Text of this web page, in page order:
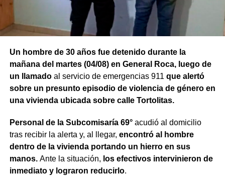
Un hombre de 30 años fue detenido durante la
mañana del martes (04/08) en General Roca, luego de
un llamadoal servicio de emergencias 911 que alertó
sobre un presunto episodio de violencia de género en
una vivienda ubicada sobre calle Tortolitas.
Personal de la Subcomisaría 69°acudió al domicilio
tras recibir la alerta y, al llegar, encontró al hombre
dentro de la vivienda portando un hierro en sus
manos. Ante la situación, los efectivos intervinieron de
inmediato y lograron reducirlo.